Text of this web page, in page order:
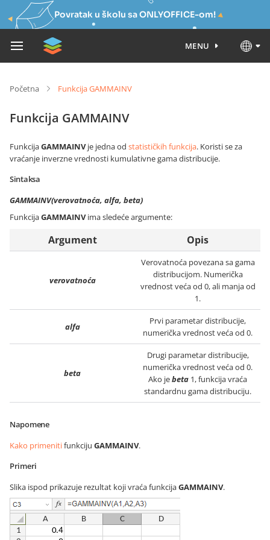
Povratak u školu sa ONLYOFFICE-om!
MENU
Početna Funkcija GAMMAINV
Funkcija GAMMAINV
FunkcijaGAMMAINVje jedna od statističkih funkcija. Koristi se za
vraćanje inverzne vrednosti kumulativne gama distribucije.
Sintaksa
GAMMAINV(verovatnoća, alfa, beta)
FunkcijaGAMMAINVima sledeće argumente:
Argument Opis
verovatnoća
Verovatnoća povezana sa gama
distribucijom. Numerička
vrednost veća od 0, ali manja od
1.
alfa
Prvi parametar distribucije,
numerička vrednost veća od 0.
beta
Drugi parametar distribucije,
numerička vrednost veća od 0.
Ako jebeta 1, funkcija vraća
standardnu gama distribuciju.
Napomene
Kako primenitifunkciju GAMMAINV.
Primeri
Slika ispod prikazuje rezultat koji vraća funkcijaGAMMAINV.